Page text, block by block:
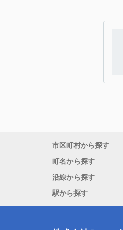
市区町村から探す
町名から探す
沿線から探す
駅から探す